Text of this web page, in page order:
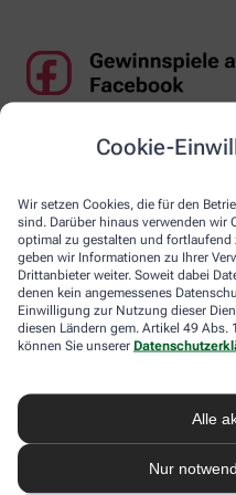
Cookie-
Wir setzen Cookies, die für den
sind. Darüber hinaus verwenden wir
optimal zu gestalten und fortlaufend
geben wir Informationen zu Ihrer
Drittanbieter weiter. Soweit dabei
denen kein angemessenes
Einwilligung zur Nutzung dieser
diesen Ländern gem. Artikel 49 Abs.
können Sie unserer
Alle
Nur